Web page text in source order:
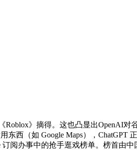
》摘得。这也凸显出OpenAI对
东西（如 Google Maps），
订阅办事中的抢手逛戏榜单。榜首